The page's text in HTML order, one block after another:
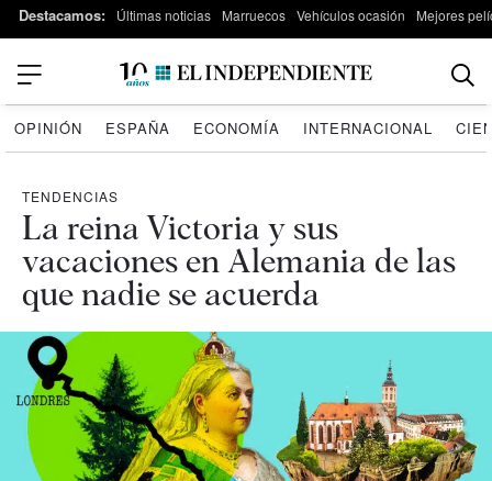
Destacamos: Últimas noticias Marruecos Vehículos ocasión Mejores
OPINIÓN ESPAÑA ECONOMÍA INTERNACIONAL
TENDENCIAS
La reina Victoria y sus
vacaciones en Alemania de las
que nadie se acuerda